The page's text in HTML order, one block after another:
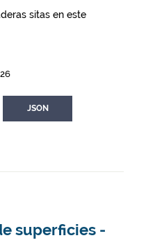
sitas en este
JSON
superficies -